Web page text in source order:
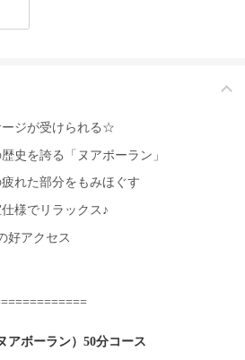
ジが受けられる☆
史を誇る「ヌアボーラン」
れた部分をもみほぐす
様でリラックス♪
好アクセス
アボーラン）50分コース